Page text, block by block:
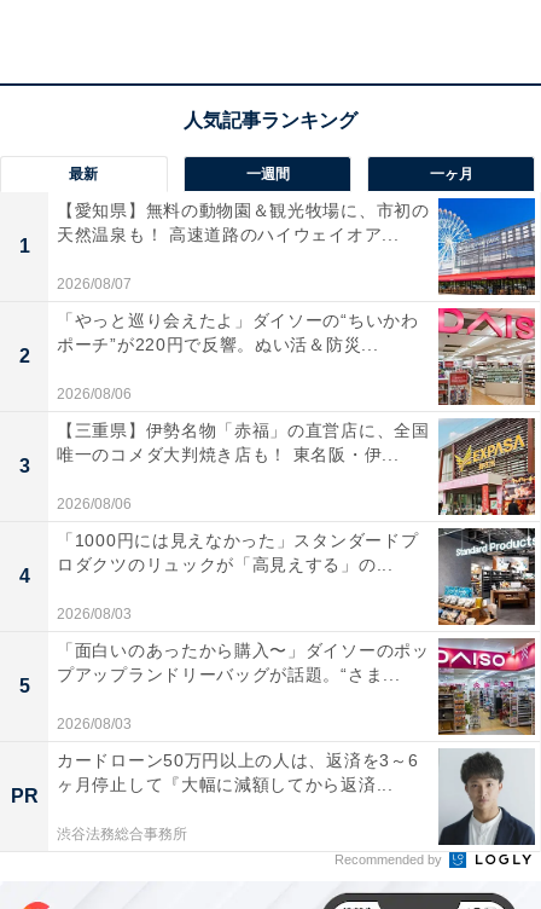
好評。雄大な大山の景色とともに、上質な滞在を満喫し
たい人におすすめのリゾートです。
クーポン詳細
予約可能期間：2025年11月4日 11:00 ～ 2025年11月22
日 23:59
宿泊可能期間：2025年12月1日 チェックイン ～ 2026年3
枚数制限：先着50枚
利用条件：大人2名以上での宿泊 / 2025年12月31日～
2026年1月4日の宿泊不可 / 30,000円(税込)以上の宿泊料
最新 一週間 一ヶ月
1
【愛知県】無料の動物園＆観光牧場に、市初の
天然温泉も！ 高速道路のハイウェイオア...
2026/08/07
2
「やっと巡り会えたよ」ダイソーの“ちいかわ
ポーチ”が220円で反響。ぬい活＆防災...
2026/08/06
3
【三重県】伊勢名物「赤福」の直営店に、全国
唯一のコメダ大判焼き店も！ 東名阪・伊...
2026/08/06
4
「1000円には見えなかった」スタンダードプ
ロダクツのリュックが「高見えする」の...
2026/08/03
5
「面白いのあったから購入〜」ダイソーのポッ
プアップランドリーバッグが話題。“さま...
2026/08/03
PR
カードローン50万円以上の人は、返済を3～6
ヶ月停止して『大幅に減額してから返済...
渋谷法務総合事務所
Recommended by